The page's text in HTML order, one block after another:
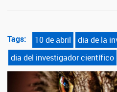
Tags: 10 de abril
dia de la
dia del investigador científico